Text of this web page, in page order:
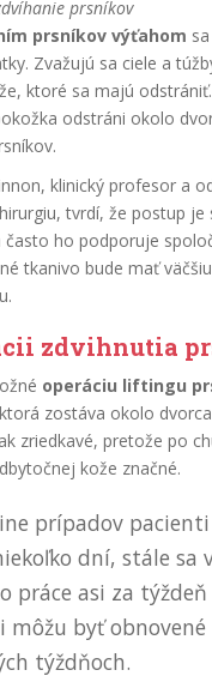
prsníkov
prsníkov výťahom
Zvažujú sa ciele a
ktoré sa majú
odstráni okolo
klinický profesor a
tvrdí, že postup je
často ho podporuje
tkanivo bude mať
zdvihnutia
operáciu liftingu
zostáva okolo
zriedkavé, pretože po
kože značné.
prípadov
dní, stále sa
práce asi za týždeň
môžu byť obnovené
týždňoch.